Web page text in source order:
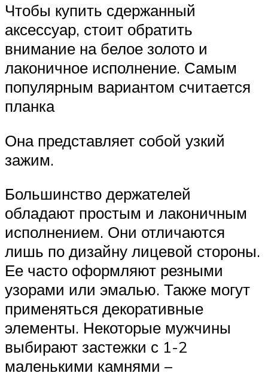
Чтобы купить сдержанный
аксессуар, стоит обратить
внимание на белое золото и
лаконичное исполнение. Самым
популярным вариантом считается
планка
Она представляет собой узкий
зажим.
Большинство держателей
обладают простым и лаконичным
исполнением. Они отличаются
лишь по дизайну лицевой стороны.
Ее часто оформляют резными
узорами или эмалью. Также могут
применяться декоративные
элементы. Некоторые мужчины
выбирают застежки с 1-2
маленькими камнями –